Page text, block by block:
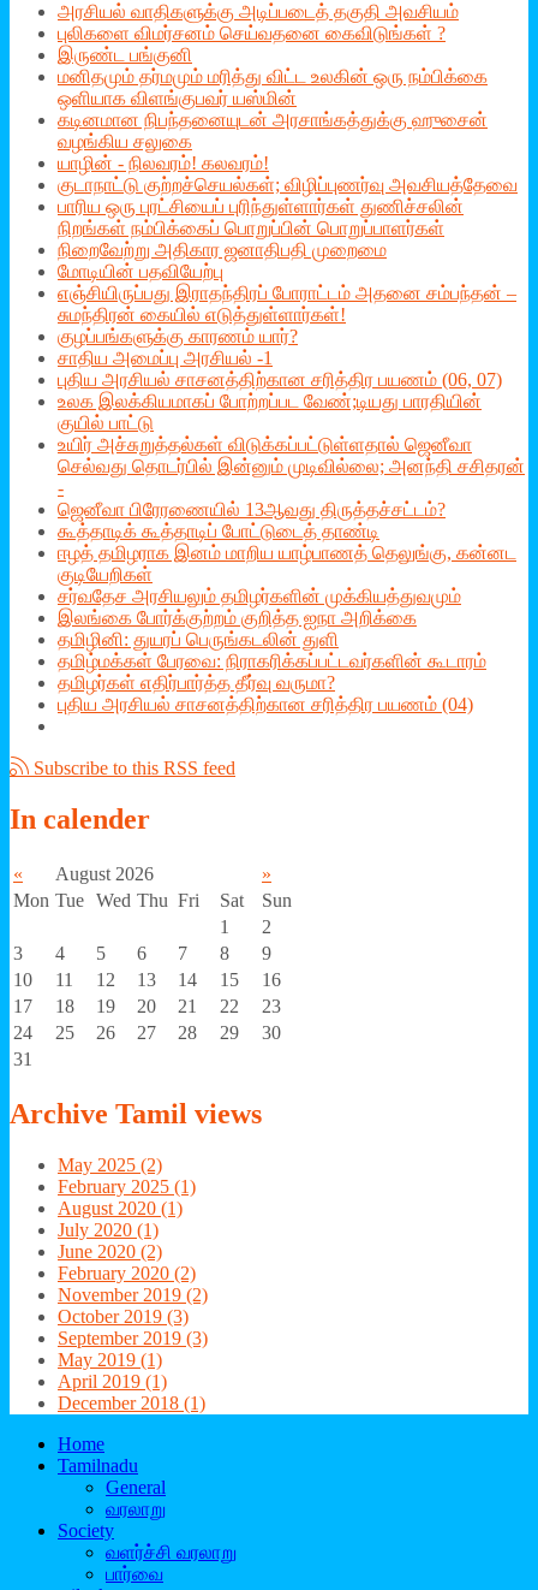
அரசியல் வாதிகளுக்கு அடிப்படைத் தகுதி அவசியம்
புலிகளை விமர்சனம் செய்வதனை கைவிடுங்கள் ?
இருண்ட பங்குனி
மனிதமும் தர்மமும் மரித்து விட்ட உலகின் ஒரு நம்பிக்கை
ஒளியாக விளங்குபவர் யஸ்மின்
கடினமான நிபந்தனையுடன் அரசாங்கத்துக்கு ஹுசைன்
வழங்கிய சலுகை
யாழின் - நிலவரம்! கலவரம்!
குடாநாட்டு குற்றச்செயல்கள்; விழிப்புணர்வு அவசியத்தேவை
பாரிய ஒரு புரட்சியைப் புரிந்துள்ளார்கள் துணிச்சலின்
நிறங்கள் நம்பிக்கைப் பொறுப்பின் பொறுப்பாளர்கள்
நிறைவேற்று அதிகார ஜனாதிபதி முறைமை
மோடியின் பதவியேற்பு
எஞ்சியிருப்பது இராதந்திரப் போராட்டம் அதனை சம்பந்தன் –
சுமந்திரன் கையில் எடுத்துள்ளார்கள்!
குழப்பங்களுக்கு காரணம் யார்?
சாதிய அமைப்பு அரசியல் -1
புதிய அரசியல் சாசனத்திற்கான சரித்திர பயணம் (06, 07)
உலக இலக்கியமாகப் போற்றப்பட வேண்;டியது பாரதியின்
குயில் பாட்டு
உயிர் அச்சுறுத்தல்கள் விடுக்கப்பட்டுள்ளதால் ஜெனீவா
செல்வது தொடர்பில் இன்னும் முடிவில்லை; அனந்தி சசிதரன்
-
ஜெனீவா பிரேரணையில் 13ஆவது திருத்தச்சட்டம்?
கூத்தாடிக் கூத்தாடிப் போட்டுடைத் தாண்டி
ஈழத் தமிழராக இனம் மாறிய யாழ்பாணத் தெலுங்கு, கன்னட
குடியேறிகள்
சர்வதேச அரசியலும் தமிழர்களின் முக்கியத்துவமும்
இலங்கை போர்க்குற்றம் குறித்த ஐநா அறிக்கை
தமிழினி: துயரப் பெருங்கடலின் துளி
தமிழ்மக்கள் பேரவை: நிராகரிக்கப்பட்டவர்களின் கூடாரம்
தமிழர்கள் எதிர்பார்த்த தீர்வு வருமா?
புதிய அரசியல் சாசனத்திற்கான சரித்திர பயணம் (04)
Subscribe to this RSS feed
In calender
« August 2026
»
Mon Tue Wed Thu Fri Sat
Sun
1
2
3
4 5 6 7 8
9
10
11 12 13 14 15
16
17
18 19 20 21 22
23
24
25 26 27 28 29
30
31
Archive Tamil views
May 2025 (2)
February 2025 (1)
August 2020 (1)
July 2020 (1)
June 2020 (2)
February 2020 (2)
November 2019 (2)
October 2019 (3)
September 2019 (3)
May 2019 (1)
April 2019 (1)
December 2018 (1)
Home
Tamilnadu
General
வரலாறு
Society
வளர்ச்சி வரலாறு
பார்வை